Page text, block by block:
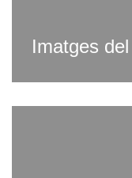
Imatges